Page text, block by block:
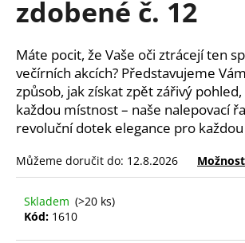
zdobené č. 12
Máte pocit, že Vaše oči ztrácejí ten
večírních akcích? Představujeme
způsob, jak získat zpět zářivý
každou místnost – naše nalepovací
revoluční dotek elegance pro
Můžeme doručit do: 12.8.2026
Skladem (>20 ks)
Kód: 1610
a
í
t
?